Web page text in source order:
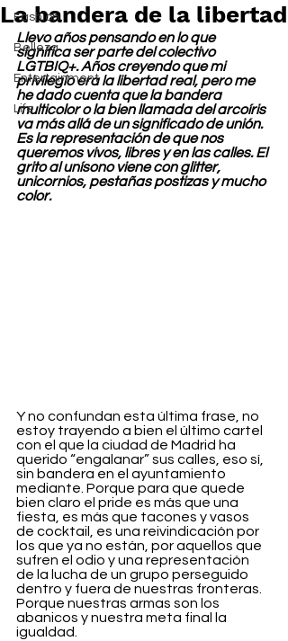
Fashion
Belleza
Entertainment
Life
La bandera de la libertad
Llevo años pensando en lo que
significa ser parte del colectivo
LGTBIQ+. Años creyendo que mi
privilegio era la libertad real, pero me
he dado cuenta que la bandera
multicolor o la bien llamada del arcoíris
va más allá de un significado de unión.
Es la representación de que nos
queremos vivos, libres y en las calles. El
grito al unísono viene con glitter,
unicornios, pestañas postizas y mucho
color.
Y no confundan esta última frase, no
estoy trayendo a bien el último cartel
con el que la ciudad de Madrid ha
querido “engalanar” sus calles, eso sí,
sin bandera en el ayuntamiento
mediante. Porque para que quede
bien claro el pride es más que una
fiesta, es más que tacones y vasos
de cocktail, es una reivindicación por
los que ya no están, por aquellos que
sufren el odio y una representación
de la lucha de un grupo perseguido
dentro y fuera de nuestras fronteras.
Porque nuestras armas son los
abanicos y nuestra meta final la
igualdad.